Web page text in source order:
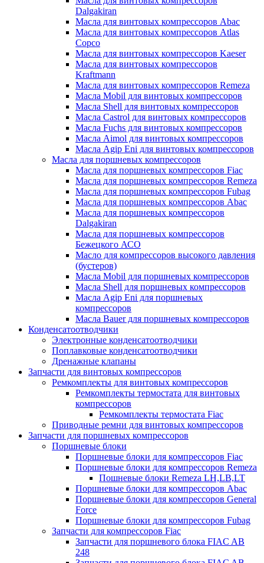
Dalgakiran
Масла для винтовых компрессоров Abac
Масла для винтовых компрессоров Atlas
Copco
Масла для винтовых компрессоров Kaeser
Масла для винтовых компрессоров
Kraftmann
Масла для винтовых компрессоров Remeza
Масла Mobil для винтовых компрессоров
Масла Shell для винтовых компрессоров
Масла Castrol для винтовых компрессоров
Масла Fuchs для винтовых компрессоров
Масла Aimol для винтовых компрессоров
Масла Agip Eni для винтовых компрессоров
Масла для поршневых компрессоров
Масла для поршневых компрессоров Fiac
Масла для поршневых компрессоров Remeza
Масла для поршневых компрессоров Fubag
Масла для поршневых компрессоров Abac
Масла для поршневых компрессоров
Dalgakiran
Масла для поршневых компрессоров
Бежецкого АСО
Масло для компрессоров высокого давления
(бустеров)
Масла Mobil для поршневых компрессоров
Масла Shell для поршневых компрессоров
Масла Agip Eni для поршневых
компрессоров
Масла Bauer для поршневых компрессоров
Конденсатоотводчики
Электронные конденсатоотводчики
Поплавковые конденсатоотводчики
Дренажные клапаны
Запчасти для винтовых компрессоров
Ремкомплекты для винтовых компрессоров
Ремкомплекты термостата для винтовых
компрессоров
Ремкомплекты термостата Fiac
Приводные ремни для винтовых компрессоров
Запчасти для поршневых компрессоров
Поршневые блоки
Поршневые блоки для компрессоров Fiac
Поршневые блоки для компрессоров Remeza
Пошневые блоки Remeza LH,LB,LT
Поршневые блоки для компрессоров Abac
Поршневые блоки для компрессоров General
Force
Поршневые блоки для компрессоров Fubag
Запчасти для компрессоров Fiac
Запчасти для поршневого блока FIAC AB
248